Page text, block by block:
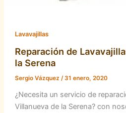
Lavavajillas
Reparación de
la Serena
Sergio Vázquez /31 enero, 2020
¿Necesita un servicio de
Villanueva de la Serena? con